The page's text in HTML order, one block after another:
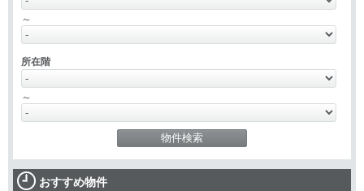
～
所在階
～
おすすめ物件